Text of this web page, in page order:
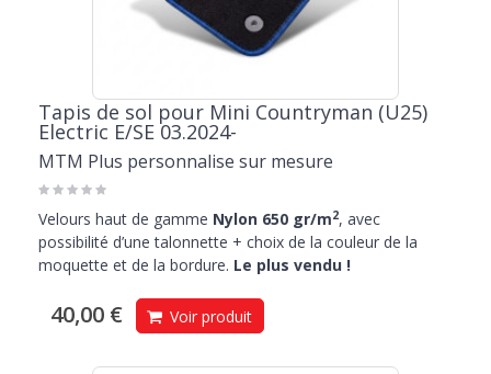
Tapis de sol pour Mini Countryman (U25)
Electric E/SE 03.2024-
MTM Plus personnalise sur mesure
Velours haut de gamme Nylon 650 gr/m2, avec
possibilité d’une talonnette + choix de la couleur de la
moquette et de la bordure. Le plus vendu !
40,00 € Voir produit